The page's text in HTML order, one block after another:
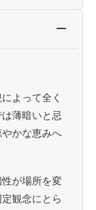
よって全く
薄暗いと忌
かな恵みへ
が場所を変
観念にとら